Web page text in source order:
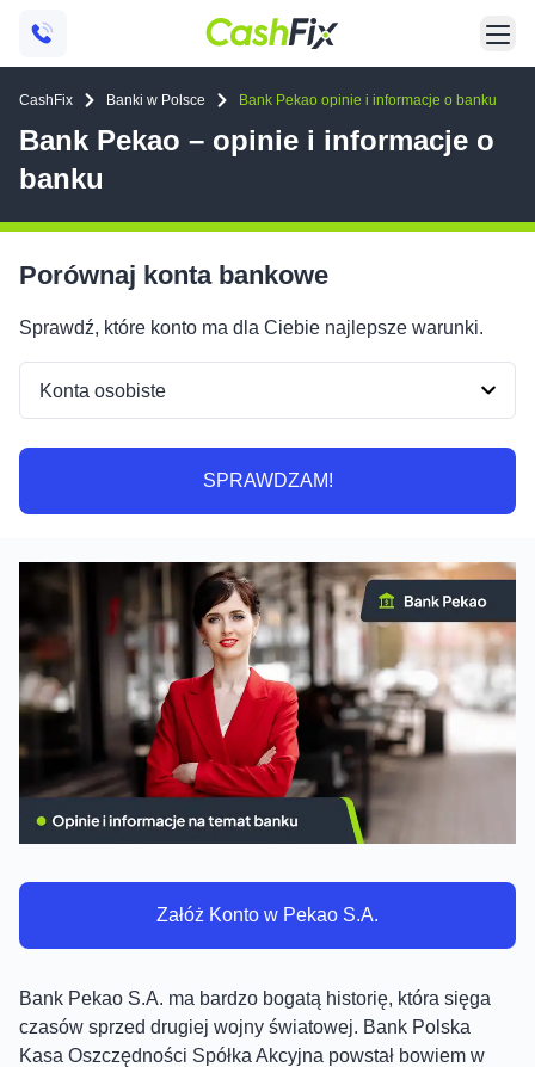
CashFix Banki w Polsce Bank Pekao opinie i informacje o banku
Bank Pekao – opinie i informacje o
banku
Załóż Konto w Pekao S.A.
Bank Pekao S.A. ma bardzo bogatą historię, która sięga
czasów sprzed drugiej wojny światowej. Bank Polska
Kasa Oszczędności Spółka Akcyjna powstał bowiem w
Porównaj konta bankowe
Sprawdź, które konto ma dla Ciebie najlepsze warunki.
SPRAWDZAM!